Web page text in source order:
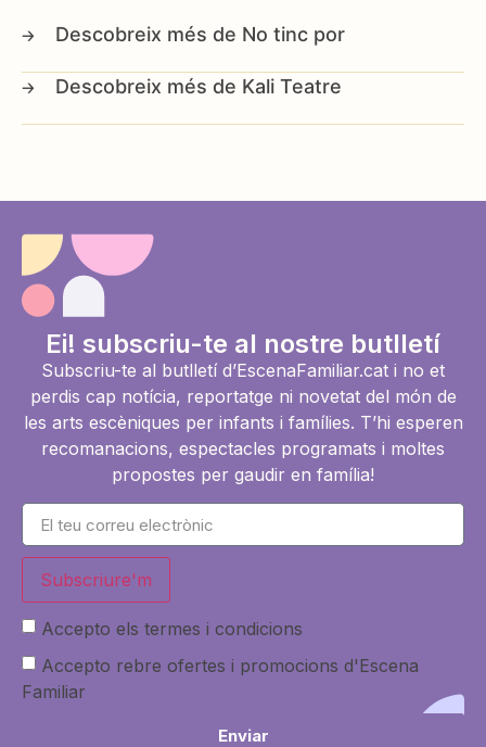
No tinc por
Kali Teatre
Ei! subscriu-te al nostre butlletí
Subscriu-te al butlletí d’EscenaFamiliar.cat i no et
perdis cap notícia, reportatge ni novetat del món de
les arts escèniques per infants i famílies. T’hi esperen
recomanacions, espectacles programats i moltes
propostes per gaudir en família!
Subscriure'm
Accepto els termes i condicions
Accepto rebre ofertes i promocions d'Escena
Familiar
Enviar